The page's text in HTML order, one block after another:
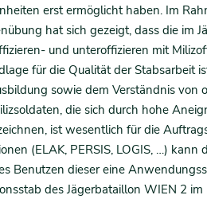
erst ermöglicht haben. Im
hat sich gezeigt, dass die im
und unteroffizieren mit
für die Qualität der Stabsarbeit
sowie dem Verständnis
die sich durch hohe
ist wesentlich für die
(ELAK, PERSIS, LOGIS, …)
Benutzen dieser eine
des Jägerbataillon WIEN 2